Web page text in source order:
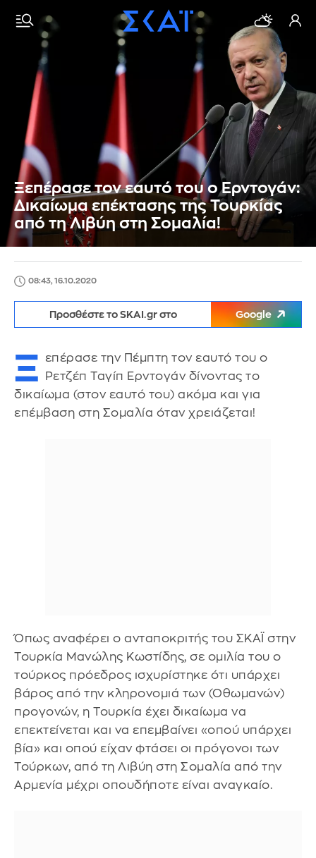
Ξεπέρασε τον εαυτό του ο Ερντογάν:
Δικαίωμα επέκτασης της Τουρκίας
από τη Λιβύη στη Σομαλία!
08:43, 16.10.2020
Προσθέστε το SKAI.gr στο Google
Ξ επέρασε την Πέμπτη τον εαυτό του ο
Ρετζέπ Ταγίπ Ερντογάν δίνοντας το
δικαίωμα (στον εαυτό του) ακόμα και για
επέμβαση στη Σομαλία όταν χρειάζεται!
Όπως αναφέρει ο ανταποκριτής του ΣΚΑΪ στην
Τουρκία Μανώλης Κωστίδης, σε ομιλία του ο
τούρκος πρόεδρος ισχυρίστηκε ότι υπάρχει
βάρος από την κληρονομιά των (Οθωμανών)
προγονών, η Τουρκία έχει δικαίωμα να
επεκτείνεται και να επεμβαίνει «οπού υπάρχει
βία» και οπού είχαν φτάσει οι πρόγονοι των
Τούρκων, από τη Λιβύη στη Σομαλία από την
Αρμενία μέχρι οπουδήποτε είναι αναγκαίο.